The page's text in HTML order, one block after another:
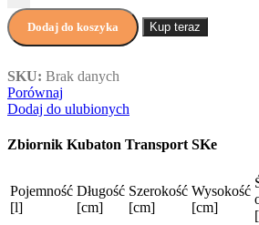
Dodaj do koszyka Kup teraz
SKU: Brak danych
Porównaj
Dodaj do ulubionych
Zbiornik Kubaton Transport SKe
Pojemność
[l]
Długość
[cm]
Szerokość
[cm]
Wysokość
[cm]